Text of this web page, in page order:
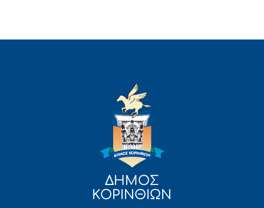
ΔΗΜΟΣ
ΚΟΡΙΝΘΙΩΝ